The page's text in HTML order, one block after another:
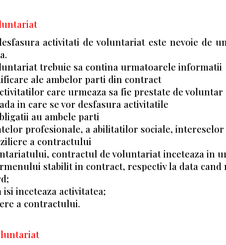
activitati de voluntariat este nevoie de
trebuie sa contina urmatoarele informatii
ale ambelor parti din contract
care urmeaza sa fie prestate de voluntar
in care se vor desfasura activitatile
au ambele parti
profesionale, a abilitatilor sociale, intereselor
a contractului
contractul de voluntariat inceteaza in
stabilit in contract, respectiv la data
isi inceteaza activitatea;
a contractului.